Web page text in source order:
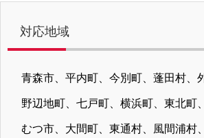
対応地域
青森市、平内町、今別町、蓬田村、
野辺地町、七戸町、横浜町、東北町
むつ市、大間町、東通村、風間浦村